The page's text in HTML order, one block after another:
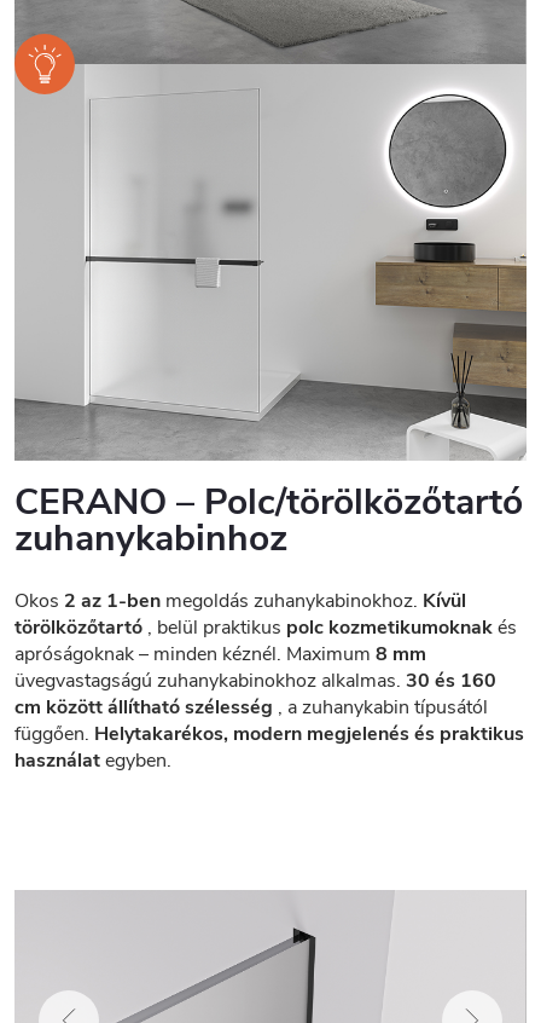
CERANO – Polc/törölközőtartó
zuhanykabinhoz
Okos 2 az 1-ben megoldás zuhanykabinokhoz. Kívül
törölközőtartó , belül praktikus polc kozmetikumoknakés
apróságoknak – minden kéznél. Maximum 8 mm
üvegvastagságú zuhanykabinokhoz alkalmas. 30 és 160
cm között állítható szélesség , a zuhanykabin típusától
függően. Helytakarékos, modern megjelenés és praktikus
használategyben.